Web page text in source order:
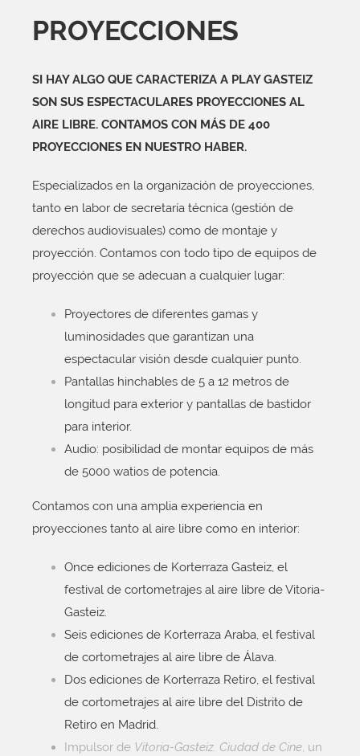
PROYECCIONES
SI HAY ALGO QUE CARACTERIZA A PLAY GASTEIZ
SON SUS ESPECTACULARES PROYECCIONES AL
AIRE LIBRE. CONTAMOS CON MÁS DE 400
PROYECCIONES EN NUESTRO HABER.
Especializados en la organización de proyecciones,
tanto en labor de secretaría técnica (gestión de
derechos audiovisuales) como de montaje y
proyección. Contamos con todo tipo de equipos de
proyección que se adecuan a cualquier lugar:
Proyectores de diferentes gamas y
luminosidades que garantizan una
espectacular visión desde cualquier punto.
Pantallas hinchables de 5 a 12 metros de
longitud para exterior y pantallas de bastidor
para interior.
Audio: posibilidad de montar equipos de más
de 5000 watios de potencia.
Contamos con una amplia experiencia en
proyecciones tanto al aire libre como en interior:
Once ediciones de Korterraza Gasteiz, el
festival de cortometrajes al aire libre de Vitoria-
Gasteiz.
Seis ediciones de Korterraza Araba, el festival
de cortometrajes al aire libre de Álava.
Dos ediciones de Korterraza Retiro, el festival
de cortometrajes al aire libre del Distrito de
Retiro en Madrid.
Impulsor de Vitoria-Gasteiz. Ciudad de Cine , un